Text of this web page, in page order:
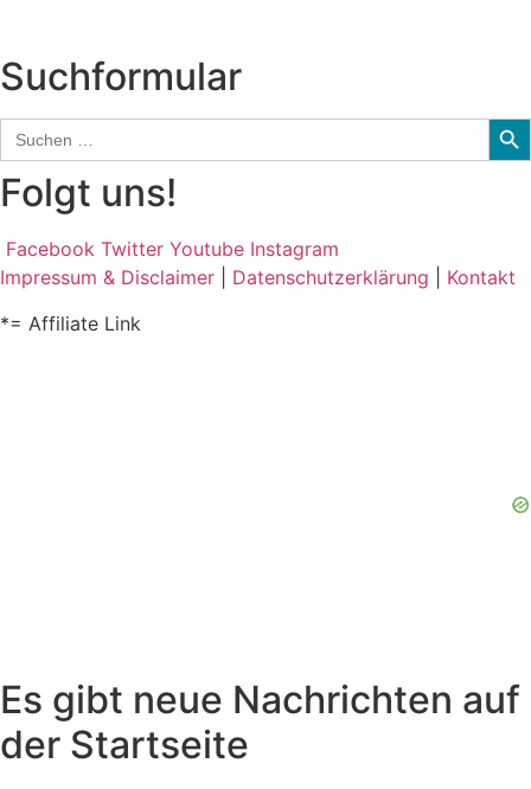
Suchformular
Search
for:
Folgt uns!
Facebook Twitter Youtube Instagram
Impressum & Disclaimer
Datenschutzerklärung
Kontakt
*= Affiliate Link
Es gibt neue Nachrichten auf
der Startseite